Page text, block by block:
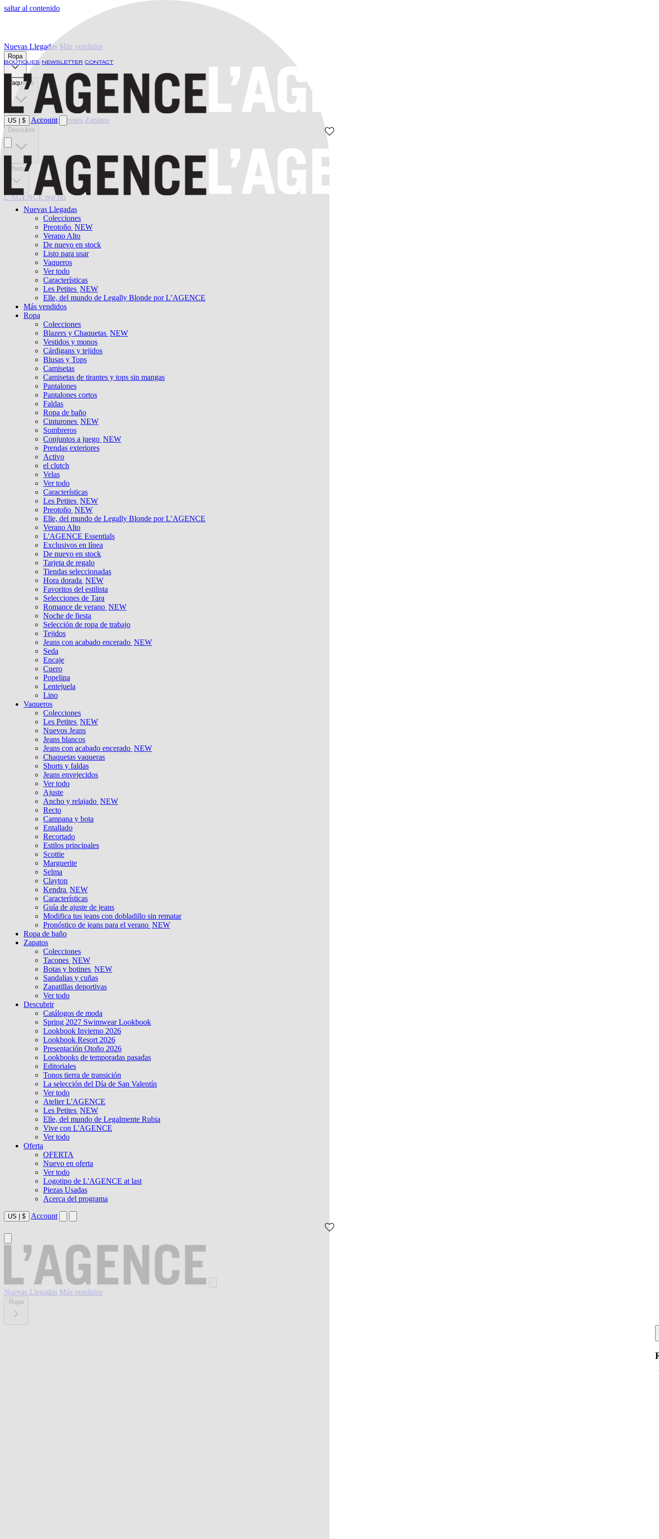
saltar al contenido
BOUTIQUES NEWSLETTER CONTACT
US $ Account
Nuevas Llegadas
Colecciones
Preotoño NEW
Verano Alto
De nuevo en stock
Listo para usar
Vaqueros
Ver todo
Características
Les Petites NEW
Elle, del mundo de Legally Blonde por L’AGENCE
Más vendidos
Ropa
Colecciones
Blazers y Chaquetas NEW
Vestidos y monos
Cárdigans y tejidos
Blusas y Tops
Camisetas
Camisetas de tirantes y tops sin mangas
Pantalones
Pantalones cortos
Faldas
Ropa de baño
Cinturones NEW
Sombreros
Conjuntos a juego NEW
Prendas exteriores
Activo
el clutch
Velas
Ver todo
Características
Les Petites NEW
Preotoño NEW
Elle, del mundo de Legally Blonde por L’AGENCE
Verano Alto
L'AGENCE Essentials
Exclusivos en línea
De nuevo en stock
Tarjeta de regalo
Tiendas seleccionadas
Hora dorada NEW
Favoritos del estilista
Selecciones de Tara
Romance de verano NEW
Noche de fiesta
Selección de ropa de trabajo
Tejidos
Jeans con acabado encerado NEW
Seda
Encaje
Cuero
Popelina
Lentejuela
Lino
Vaqueros
Colecciones
Les Petites NEW
Nuevos Jeans
Jeans blancos
Jeans con acabado encerado NEW
Chaquetas vaqueras
Shorts y faldas
Jeans envejecidos
Ver todo
Ajuste
Ancho y relajado NEW
Recto
Campana y bota
Entallado
Recortado
Estilos principales
Scottie
Marguerite
Selma
Clayton
Kendra NEW
Características
Guía de ajuste de jeans
Modifica tus jeans con dobladillo sin rematar
Pronóstico de jeans para el verano NEW
Ropa de baño
Zapatos
Colecciones
Tacones NEW
Botas y botines NEW
Sandalias y cuñas
Zapatillas deportivas
Ver todo
Descubrir
Catálogos de moda
Spring 2027 Swimwear Lookbook
Lookbook Invierno 2026
Lookbook Resort 2026
Presentación Otoño 2026
Lookbooks de temporadas pasadas
Editoriales
Tonos tierra de transición
La selección del Día de San Valentín
Ver todo
Atelier L'AGENCE
Les Petites NEW
Elle, del mundo de Legalmente Rubia
Vive con L'AGENCE
Ver todo
Oferta
OFERTA
Nuevo en oferta
Ver todo
Logotipo de L'AGENCE at last
Piezas Usadas
Acerca del programa
US $ Account
Nuevas Llegadas Más vendidos
Ropa
Nuevas Llegadas Más vendidos
Ropa
Vaqueros
Ropa de baño Cinturones Zapatos
Descubrir
Oferta
L'AGENCE por fin